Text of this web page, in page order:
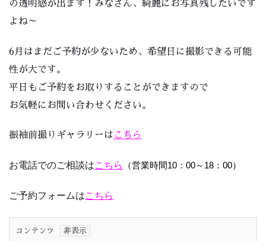
の透明感が出ます！みなさん、綺麗にお写真残したいです
よね～
6月はまだご予約が少ないため、希望日に撮影できる可能
性が大です。
平日もご予約をお取りすることができますので
お気軽にお問い合わせください。
振袖前撮りギャラリーは こちら
お電話でのご相談はこちら （営業時間10：00～18：00）
ご予約フォームはこちら
コンテンツ